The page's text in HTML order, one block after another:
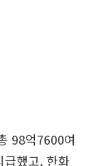
98억7600여
급했고, 한화